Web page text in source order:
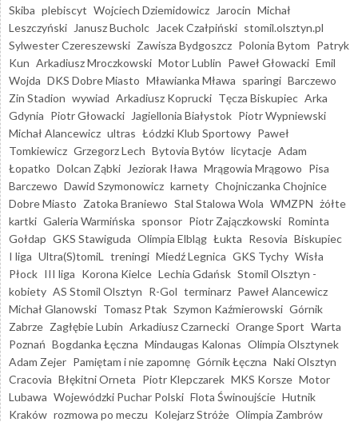
Skiba plebiscyt Wojciech Dziemidowicz Jarocin Michał
Leszczyński
Janusz Bucholc Jacek Czałpiński stomil.olsztyn.pl
Sylwester Czereszewski Zawisza Bydgoszcz Polonia Bytom Patryk
Kun Arkadiusz Mroczkowski Motor Lublin Paweł Głowacki Emil
Wojda DKS Dobre Miasto Mławianka Mława sparingi Barczewo
Zin Stadion wywiad Arkadiusz Koprucki Tęcza Biskupiec Arka
Gdynia Piotr Głowacki Jagiellonia Białystok Piotr Wypniewski
Michał Alancewicz ultras Łódzki Klub Sportowy Paweł
Tomkiewicz Grzegorz Lech Bytovia Bytów licytacje Adam
Łopatko Dolcan Ząbki Jeziorak Iława Mrągowia Mrągowo Pisa
Barczewo Dawid Szymonowicz karnety Chojniczanka Chojnice
Dobre Miasto Zatoka Braniewo Stal Stalowa Wola WMZPN żółte
kartki Galeria Warmińska sponsor Piotr Zajączkowski Rominta
Gołdap GKS Stawiguda Olimpia Elbląg Łukta Resovia Biskupiec
I liga Ultra(S)tomiL treningi Miedź Legnica GKS Tychy Wisła
Płock III liga Korona Kielce Lechia Gdańsk Stomil Olsztyn -
kobiety AS Stomil Olsztyn R-Gol terminarz Paweł Alancewicz
Michał Glanowski Tomasz Ptak Szymon Kaźmierowski Górnik
Zabrze Zagłębie Lubin Arkadiusz Czarnecki Orange Sport Warta
Poznań Bogdanka Łęczna Mindaugas Kalonas Olimpia Olsztynek
Adam Zejer Pamiętam i nie zapomnę Górnik Łęczna Naki Olsztyn
Cracovia Błękitni Orneta Piotr Klepczarek MKS Korsze Motor
Lubawa Wojewódzki Puchar Polski Flota Świnoujście Hutnik
Kraków rozmowa po meczu Kolejarz Stróże Olimpia Zambrów